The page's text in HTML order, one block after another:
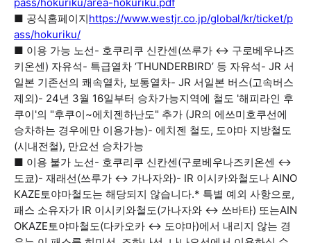
■ 공식홈페이지https://www.westjr.co.jp/global/kr/ticket/p
ass/hokuriku/
■ 이용 가능 노선- 호쿠리쿠 신칸센(쓰루가 ↔ 구로베우나즈
키온센) 자유석- 특급열차 ‘THUNDERBIRD’ 등 자유석- JR 서
일본 기존선의 쾌속열차, 보통열차- JR 서일본 버스(고속버스
제외)- 24년 3월 16일부터 승차가능지역에 철도 '해피라인 후
쿠이'의 "후쿠이~에치젠하난도" 추가 (JR의 에쓰미호쿠선에
승차하는 경우에만 이용가능)- 에치젠 철도, 도야마 지방철도
(시내전철), 만요선 승차가능
■ 이용 불가 노선- 호쿠리쿠 신칸센(구로베우나즈키온센 ↔
도쿄)- 재래선(쓰루가 ↔ 가나자와)- IR 이시카와철도나 AINO
KAZE토야마철도는 해당되지 않습니다.* 특별 예외 사항으로,
패스 소유자가 IR 이시키와철도(가나자와 ↔ 쓰바타) 또는AIN
OKAZE토야마철도(다카오카 ↔ 도야마)에서 내리지 않는 경